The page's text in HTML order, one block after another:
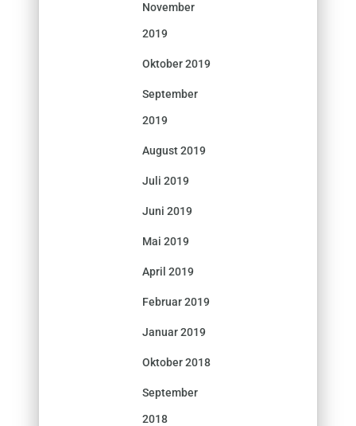
November
2019
Oktober 2019
September
2019
August 2019
Juli 2019
Juni 2019
Mai 2019
April 2019
Februar 2019
Januar 2019
Oktober 2018
September
2018